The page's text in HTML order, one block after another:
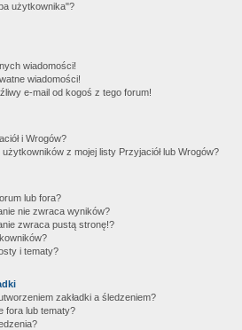
użytkownika"?
wiadomości!
wiadomości!
e-mail od kogoś z tego forum!
i Wrogów?
z mojej listy Przyjaciół lub Wrogów?
lub fora?
nie zwraca wyników?
zwraca pustą stronę!?
i tematy?
zakładki a śledzeniem?
fora lub tematy?